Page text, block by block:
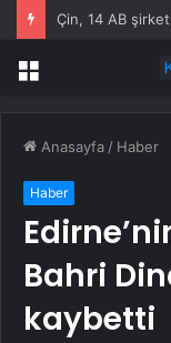
Çin, 14 AB
Menü
Anasayfa / Haber
Haber
Bahri
kaybetti